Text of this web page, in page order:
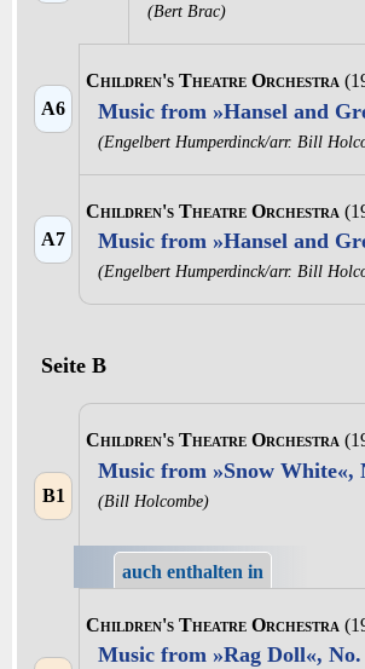
(Bert Brac)
A6
Children's Theatre Orchestra
Music from »Hansel and
(Engelbert Humperdinck/arr. Bill
A7
Children's Theatre Orchestra
Music from »Hansel and
(Engelbert Humperdinck/arr. Bill
Seite B
B1
Children's Theatre Orchestra
Music from »Snow White«,
(Bill Holcombe)
auch enthalten in
Children's Theatre Orchestra
Music from »Rag Doll«,